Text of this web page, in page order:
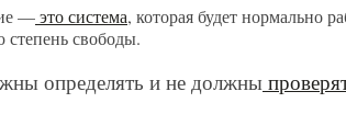
—это система, которая будет нормально
степень свободы.
определять и не должны